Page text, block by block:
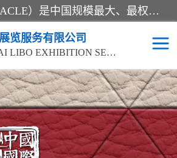
中国国际皮革展（ACLE）是中国规模最大、最权威的国际皮革盛会，自创办以来一直由中国皮革协会（CLIA）和亚太区皮革展有限公司（APLF）共同举办
览服务有限公司
SHANGHAI LIBO EXHIBITION SERVICE CO.,LTD
展 2026上海皮革机械展
会 2026中国国际皮革展